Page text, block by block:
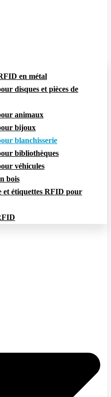
en métal
disques et pièces de
animaux
bijoux
blanchisserie
bibliothèques
véhicules
bois
et étiquettes RFID pour